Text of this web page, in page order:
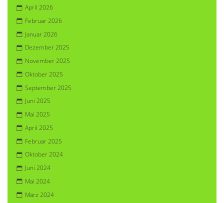
April 2026
Februar 2026
Januar 2026
Dezember 2025
November 2025
Oktober 2025
September 2025
Juni 2025
Mai 2025
April 2025
Februar 2025
Oktober 2024
Juni 2024
Mai 2024
März 2024